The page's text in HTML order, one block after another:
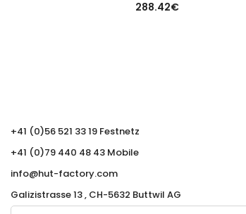
288.42€
+41 (0)56 521 33 19 Festnetz
+41 (0)79 440 48 43 Mobile
info@hut-factory.com
Galizistrasse 13 , CH-5632 Buttwil AG